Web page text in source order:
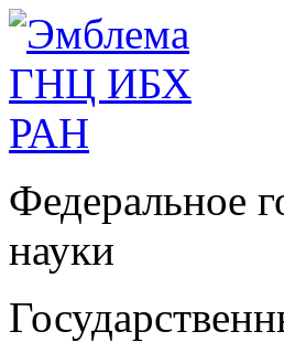
Федеральное
науки